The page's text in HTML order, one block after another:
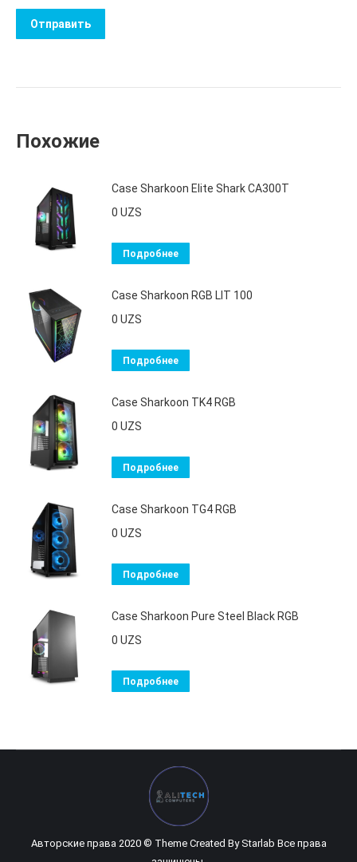
Похожие
Case Sharkoon Elite Shark CA300T
0 UZS
Подробнее
Case Sharkoon RGB LIT 100
0 UZS
Подробнее
Case Sharkoon TK4 RGB
0 UZS
Подробнее
Case Sharkoon TG4 RGB
0 UZS
Подробнее
Case Sharkoon Pure Steel Black RGB
0 UZS
Подробнее
Авторские права 2020 © Theme Created ByStarlab Все права